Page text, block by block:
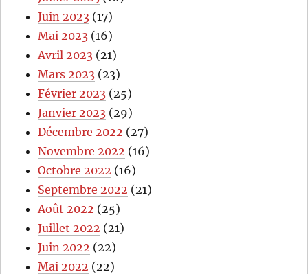
Juin 2023 (17)
Mai 2023 (16)
Avril 2023 (21)
Mars 2023 (23)
Février 2023 (25)
Janvier 2023 (29)
Décembre 2022 (27)
Novembre 2022 (16)
Octobre 2022 (16)
Septembre 2022 (21)
Août 2022 (25)
Juillet 2022 (21)
Juin 2022 (22)
Mai 2022 (22)